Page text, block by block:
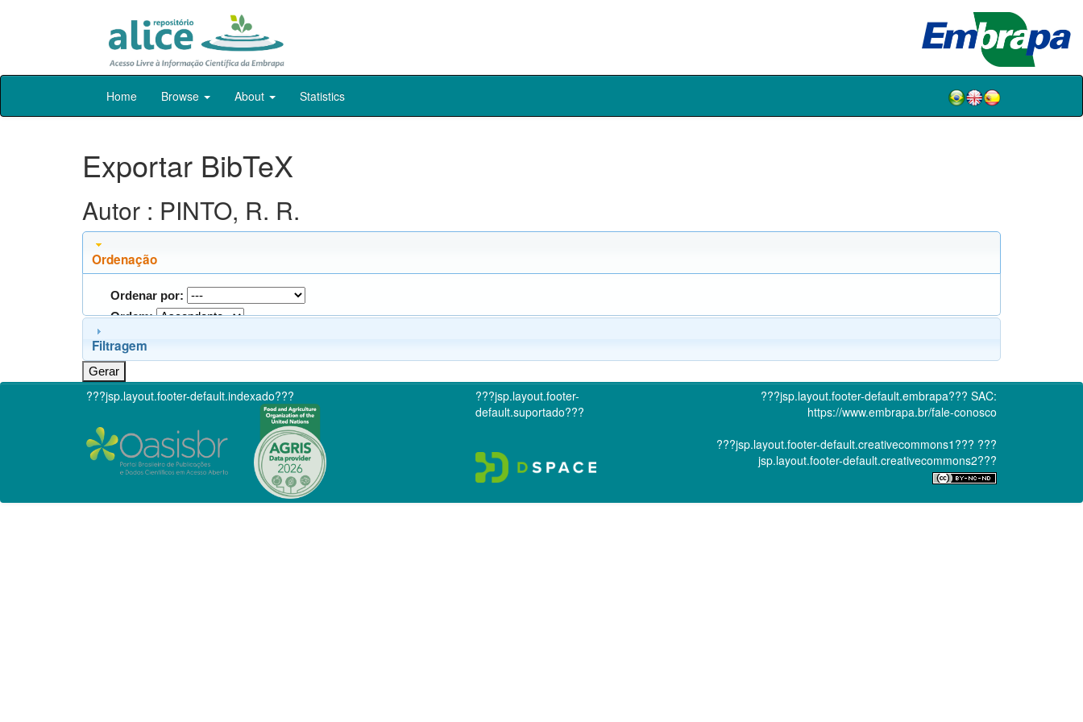
Skip
Home Browse About Statistics
Exportar BibTeX
Autor : PINTO, R. R.
Ordenação
Ordenar por:
Ordem:
Filtragem
???jsp.layout.footer-default.indexado???
???jsp.layout.footer-
default.suportado???
???jsp.layout.footer-default.embrapa??? SAC:
https://www.embrapa.br/fale-conosco
???jsp.layout.footer-default.creativecommons1??? ???
jsp.layout.footer-default.creativecommons2???